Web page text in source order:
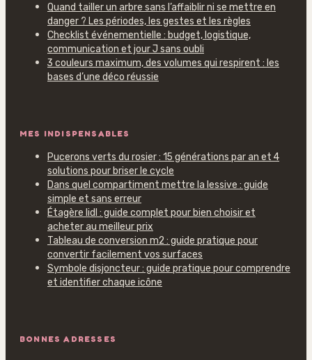
Quand tailler un arbre sans l’affaiblir ni se mettre en
danger ? Les périodes, les gestes et les règles
Checklist événementielle : budget, logistique,
communication et jour J sans oubli
3 couleurs maximum, des volumes qui respirent : les
bases d’une déco réussie
MES INDISPENSABLES
Pucerons verts du rosier : 15 générations par an et 4
solutions pour briser le cycle
Dans quel compartiment mettre la lessive : guide
simple et sans erreur
Étagère lidl : guide complet pour bien choisir et
acheter au meilleur prix
Tableau de conversion m2 : guide pratique pour
convertir facilement vos surfaces
Symbole disjoncteur : guide pratique pour comprendre
et identifier chaque icône
BONNES ADRESSES